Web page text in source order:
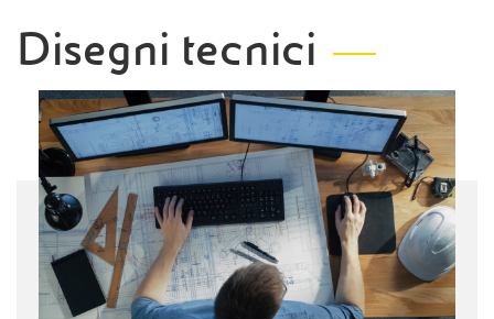
Disegni tecnici